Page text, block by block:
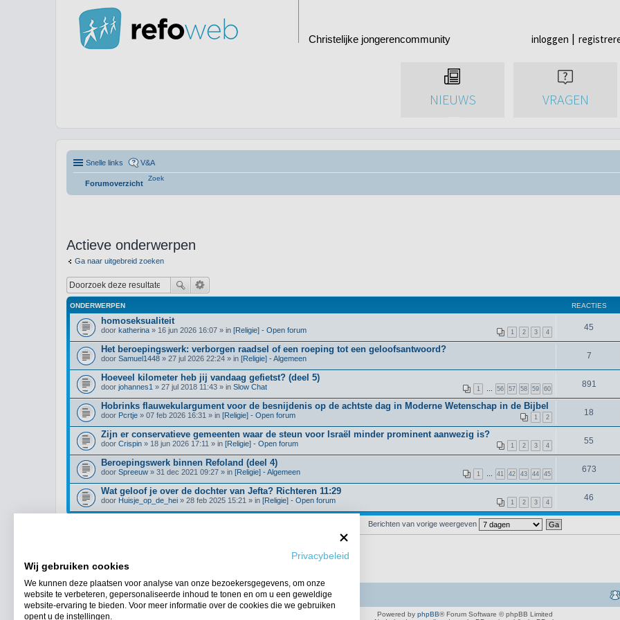
Christelijke jongerencommunity inloggen
NIEUWS VRAGEN
Snelle links V&A
Forumoverzicht
Zoek
Actieve onderwerpen
Ga naar uitgebreid zoeken
ONDERWERPEN REACTIES
homoseksualiteit
1 2 3 4
door katherina » 16 jun 2026 16:07 » in [Religie] - Open forum 45
Het beroepingswerk: verborgen raadsel of een roeping tot een geloofsantwoord?
door Samuel1448 » 27 jul 2026 22:24 » in [Religie] - Algemeen 7
Hoeveel kilometer heb jij vandaag gefietst? (deel 5)
1 … 56 57 58 59 60
door johannes1 » 27 jul 2018 11:43 » in Slow Chat 891
Hobrinks flauwekulargument voor de besnijdenis op de achtste dag in Moderne Wetenschap in de Bijbel
1 2
door Pcrtje » 07 feb 2026 16:31 » in [Religie] - Open forum 18
Zijn er conservatieve gemeenten waar de steun voor Israël minder prominent aanwezig is?
1 2 3 4
door Crispin » 18 jun 2026 17:11 » in [Religie] - Open forum 55
Beroepingswerk binnen Refoland (deel 4)
1 … 41 42 43 44 45
door Spreeuw » 31 dec 2021 09:27 » in [Religie] - Algemeen 673
Wat geloof je over de dochter van Jefta? Richteren 11:29
1 2 3 4
door Huisje_op_de_hei » 28 feb 2025 15:21 » in [Religie] - Open forum 46
Berichten van vorige weergeven
Forumoverzicht
Powered by phpBB® Forum Software © phpBB Limited
Privacybeleid
Wij gebruiken cookies
We kunnen deze plaatsen voor analyse van onze bezoekersgegevens, om onze
website te verbeteren, gepersonaliseerde inhoud te tonen en om u een geweldige
website-ervaring te bieden. Voor meer informatie over de cookies die we gebruiken
opent u de instellingen.